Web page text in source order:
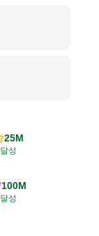
25M
달성
100M
달성